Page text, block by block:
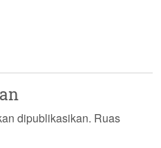
dipublikasikan. Ruas